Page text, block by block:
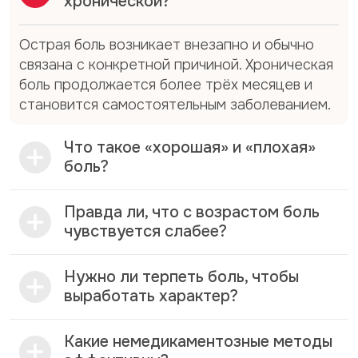
Примеры: ушиб, артрит, послеоперационная
боль.
Нейропатическая боль:результат
системы — периферических нервов, спинного
или головного мозга. Боль возникает без
Примеры: диабетическая полинейропатия, боль
после опоясывающего герпеса, фантомные
Смешанная боль:сочетание признаков
ноцицептивной и нейропатической боли.
Пример: боль в пояснице при грыже диска
Острая боль возникает внезапно и обычно
связана с конкретной причиной. Хроническая
боль продолжается более трёх месяцев и
становится самостоятельным заболеванием.
Что такое «хорошая» и «плохая»
боль?
Правда ли, что с возрастом боль
чувствуется слабее?
Нужно ли терпеть боль, чтобы
выработать характер?
Какие немедикаментозные методы